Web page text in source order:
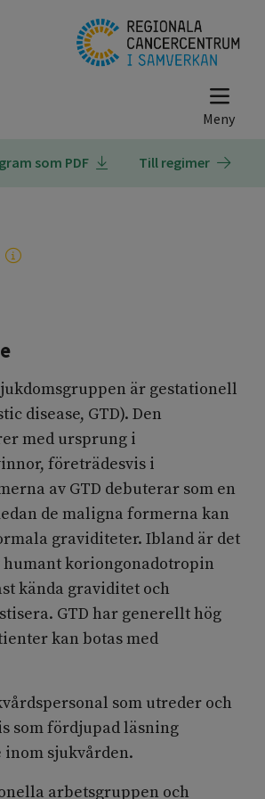
som PDF Till regimer
är gestationell
disease, GTD). Den
med ursprung i
företrädesvis i
av GTD debuterar som en
de maligna formerna kan
graviditeter. Ibland är det
humant koriongonadotropin
kända graviditet och
GTD har generellt hög
kan botas med
som utreder och
som fördjupad läsning
sjukvården.
arbetsgruppen och